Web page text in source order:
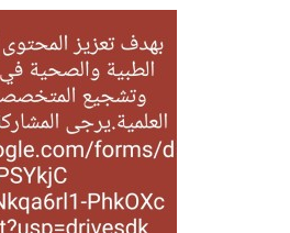
- هل تعلم أن
أربعة مؤلفات هي:
التغذية،
ويعود له الفضل
الدين والفلسفة.
- هل تعلم أن
يتكون في البحر
كربونات